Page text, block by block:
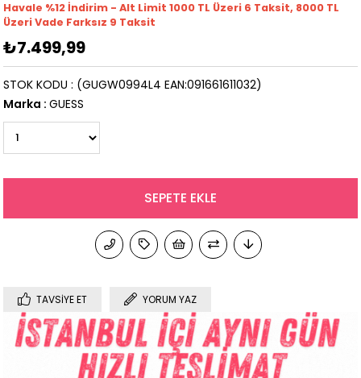
Havale %12 İndirim - Alt Limit 1000 TL Üzeri 6 Taksit, 8000 TL
Üzeri Vade Farksız 9 Taksit
₺7.499,99
(GUGW0994L4 EAN:091661611032)
STOK KODU
Marka : GUESS
TAVSIYE ET YORUM YAZ